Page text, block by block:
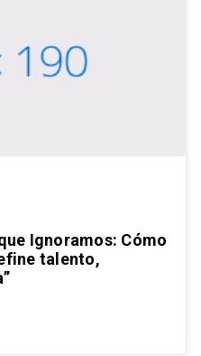
Ignoramos: Cómo
talento,